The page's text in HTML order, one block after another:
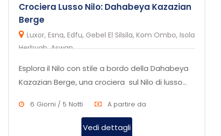
Crociera Lusso Nilo: Dahabeya Kazazian
Berge
Luxor, Esna, Edfu, Gebel El Silsila, Kom Ombo, Isola
Herbyab, Aswan
Esplora il Nilo con stile a bordo della Dahabeya
Kazazian Berge, una crociera sul Nilo di lusso
6 Giorni / 5 Notti A partire da
Vedi dettagli